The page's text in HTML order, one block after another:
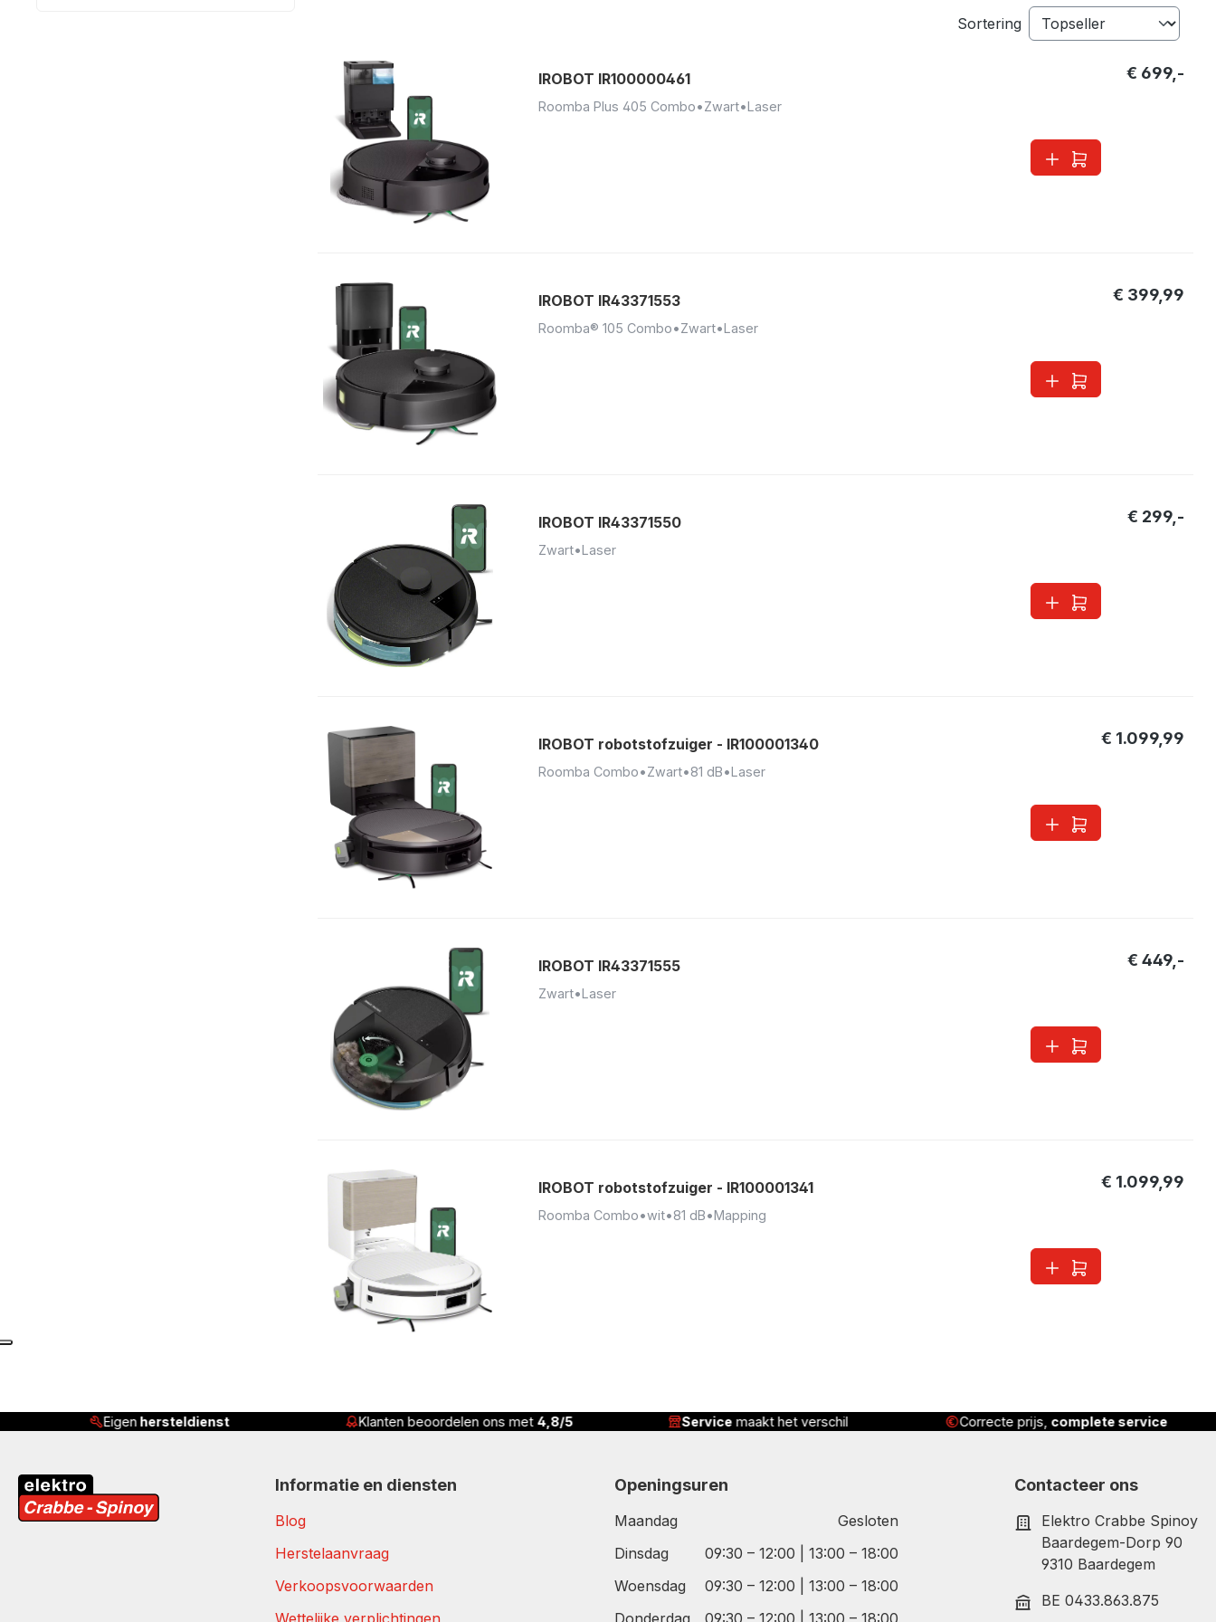
Sortering
IROBOT IR100000461
Roomba Plus 405 Combo•Zwart•Laser
€ 699,-
IROBOT IR43371553
Roomba® 105 Combo•Zwart•Laser
€ 399,99
IROBOT IR43371550
Zwart•Laser
€ 299,-
IROBOT robotstofzuiger - IR100001340
Roomba Combo•Zwart•81 dB•Laser
€ 1.099,99
IROBOT IR43371555
Zwart•Laser
€ 449,-
IROBOT robotstofzuiger - IR100001341
Roomba Combo•wit•81 dB•Mapping
€ 1.099,99
Eigen hersteldienst Klanten beoordelen ons met 4,8/5 Service maakt het verschil Correcte prijs, complete service
Informatie en diensten
Blog
Herstelaanvraag
Verkoopsvoorwaarden
Openingsuren
Maandag
Gesloten
Dinsdag
09:30 – 12:00 | 13:00 – 18:00
Woensdag
09:30 – 12:00 | 13:00 – 18:00
Contacteer ons
Elektro Crabbe Spinoy
Baardegem-Dorp 90
9310 Baardegem
BE 0433.863.875